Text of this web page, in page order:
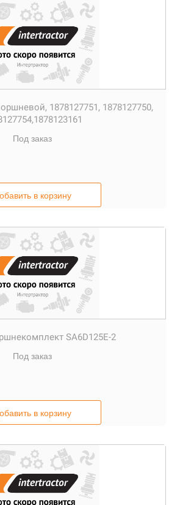
1878127751, 1878127750,
Под заказ
в корзину
SA6D125E-2
Под заказ
в корзину